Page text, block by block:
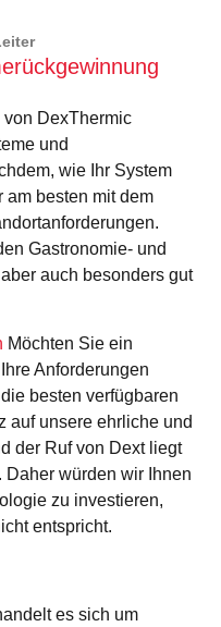
DexThermic
und
wie Ihr System
am besten mit dem
Gastronomie- und
auch besonders gut
Möchten Sie ein
Anforderungen
besten verfügbaren
auf unsere ehrliche und
der Ruf von Dext liegt
würden wir Ihnen
zu investieren,
entspricht.
es sich um